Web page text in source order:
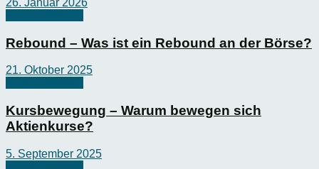
Rebound – Was ist ein Rebound an der Börse?
21. Oktober 2025
Kursbewegung – Warum bewegen sich
Aktienkurse?
5. September 2025